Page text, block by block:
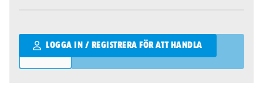
LOGGA IN / REGISTRERA FÖR ATT HANDLA
Qantity